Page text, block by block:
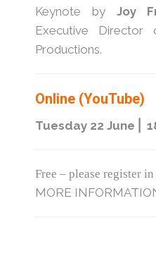
Keynote by Joy
Executive
Productions.
Online (YouTube)
Tuesday 22 June ⎜
Free – please register
MORE